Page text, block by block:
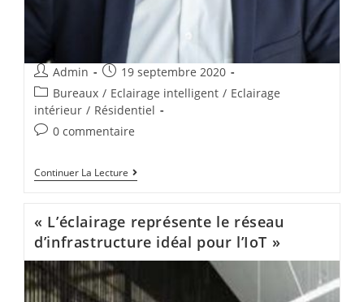
Admin
19 septembre 2020
Bureaux / Eclairage intelligent / Eclairage
intérieur / Résidentiel
0 commentaire
Continuer La Lecture
« L’éclairage représente le réseau
d’infrastructure idéal pour l’IoT »